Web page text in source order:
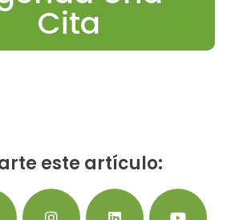
Cita
este artículo: